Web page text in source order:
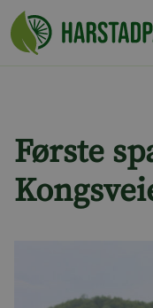
Hopp
til
innhold
Første